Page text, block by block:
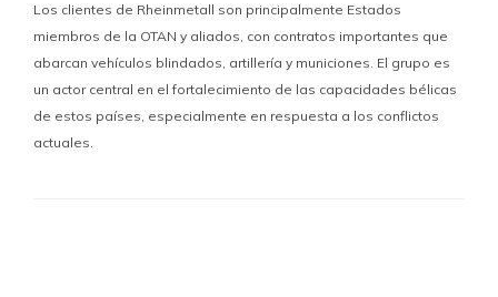
Los clientes de Rheinmetall son principalmente Estados
miembros de la OTAN y aliados, con contratos importantes que
abarcan vehículos blindados, artillería y municiones. El grupo es
un actor central en el fortalecimiento de las capacidades bélicas
de estos países, especialmente en respuesta a los conflictos
actuales.